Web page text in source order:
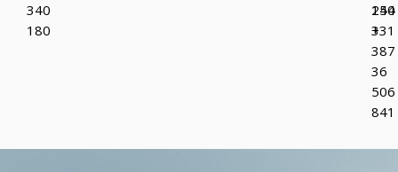
340
180
150
+
387
36
506
841
244
331